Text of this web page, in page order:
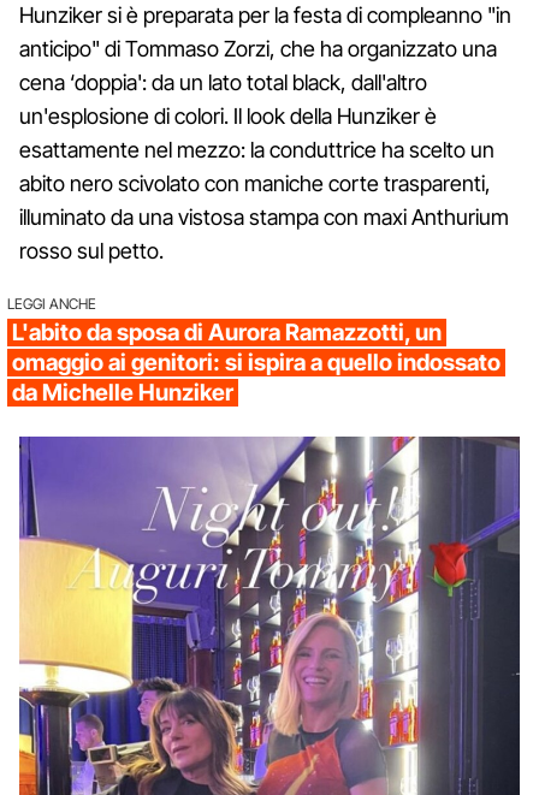
Hunziker si è preparata per la festa di compleanno "in
anticipo" di Tommaso Zorzi, che ha organizzato una
cena ‘doppia': da un lato total black, dall'altro
un'esplosione di colori. Il look della Hunziker è
esattamente nel mezzo: la conduttrice ha scelto un
abito nero scivolato con maniche corte trasparenti,
illuminato da una vistosa stampa con maxi Anthurium
rosso sul petto.
LEGGI ANCHE
L'abito da sposa di Aurora Ramazzotti, un
omaggio ai genitori: si ispira a quello indossato
da Michelle Hunziker